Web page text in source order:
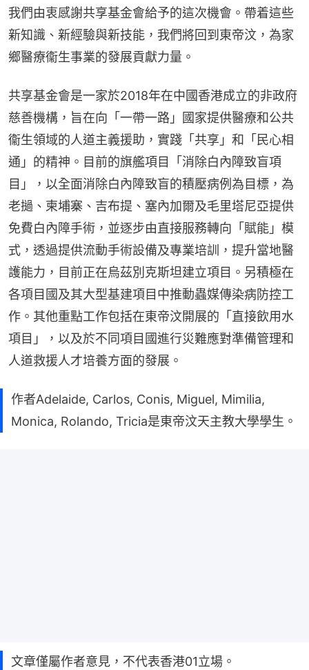
我們由衷感謝共享基金會給予的這次機會。帶着這些
新知識、新經驗與新技能，我們將回到東帝汶，為家
鄉醫療衞生事業的發展貢獻力量。
共享基金會是一家於2018年在中國香港成立的非政府
慈善機構，旨在向「一帶一路」國家提供醫療和公共
衞生領域的人道主義援助，實踐「共享」和「民心相
通」的精神。目前的旗艦項目「消除白內障致盲項
目」，以全面消除白內障致盲的積壓病例為目標，為
老撾、柬埔寨、吉布提、塞內加爾及毛里塔尼亞提供
免費白內障手術，並逐步由直接服務轉向「賦能」模
式，透過提供流動手術設備及專業培訓，提升當地醫
護能力，目前正在烏茲別克斯坦建立項目。另積極在
各項目國及其大型基建項目中推動蟲媒傳染病防控工
作。其他重點工作包括在東帝汶開展的「直接飲用水
項目」，以及於不同項目國進行災難應對準備管理和
人道救援人才培養方面的發展。
作者Adelaide, Carlos, Conis, Miguel, Mimilia,
Monica, Rolando, Tricia是東帝汶天主教大學學生。
文章僅屬作者意見，不代表香港01立場。